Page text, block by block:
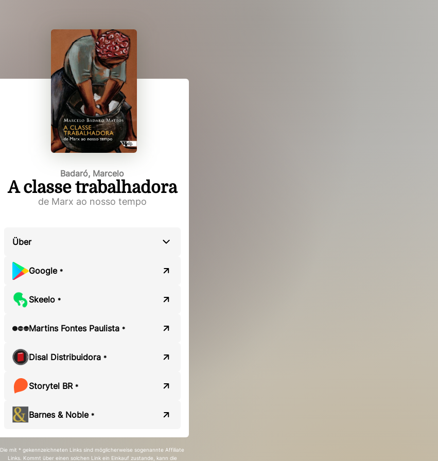
Badaró, Marcelo
A classe trabalhadora
de Marx ao nosso tempo
Über
Google *
Skeelo *
Martins Fontes Paulista *
Disal Distribuidora *
Storytel BR *
Barnes & Noble *
Die mit * gekennzeichneten Links sind möglicherweise sogenannte Affiliate
Links. Kommt über einen solchen Link ein Einkauf zustande, kann die